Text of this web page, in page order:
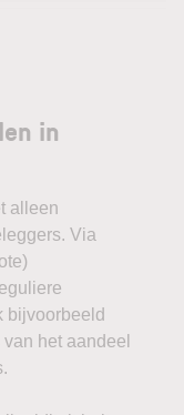
in
alleen
Via
bijvoorbeeld
het aandeel